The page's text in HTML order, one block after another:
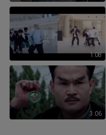
1:08
3:06